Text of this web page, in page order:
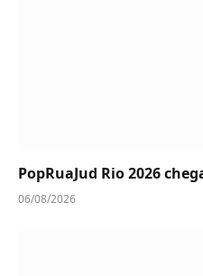
PopRuaJud Rio 2026
06/08/2026